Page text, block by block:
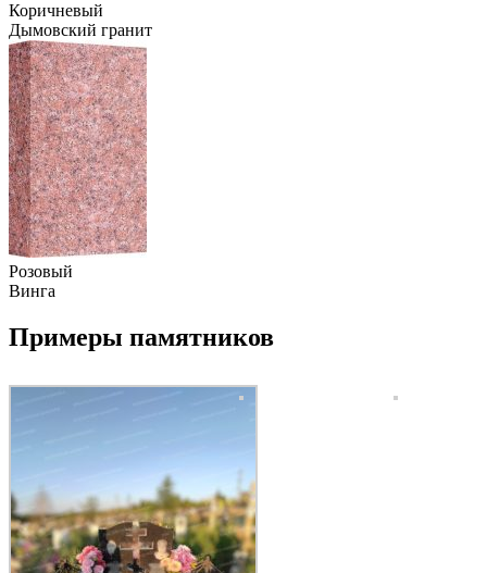
Коричневый
Дымовский гранит
Розовый
Винга
Примеры памятников